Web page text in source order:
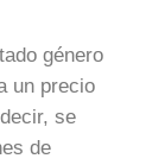
género
un precio
se
de